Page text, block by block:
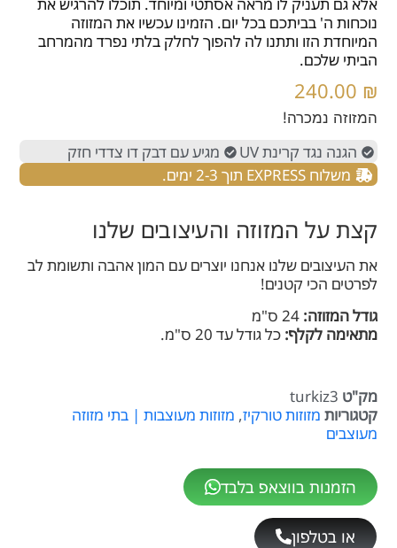
נוכחות ה' בביתכם בכל יום. הזמינו עכשיו את המזוזה
המיוחדת הזו ותתנו לה להפוך לחלק בלתי נפרד מהמרחב
הביתי שלכם.
240.00 ₪
המזוזה נמכרה!
הגנה נגד קרינת UV
מגיע עם דבק דו צדדי חזק
משלוח EXPRESS תוך 2-3 ימים.
קצת על המזוזה והעיצובים שלנו
את העיצובים שלנו אנחנו יוצרים עם המון אהבה ותשומת לב
לפרטים הכי קטנים!
גודל המזוזה: 24 ס"מ
מתאימה לקלף: כל גודל עד 20 ס"מ.
מק"ט turkiz3
קטגוריות מזוזות טורקיז, מזוזות מעוצבות | בתי מזוזה
מעוצבים
הזמנות בווצאפ בלבד
או בטלפון